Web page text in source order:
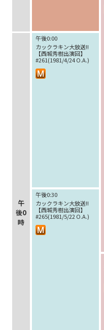
午
後0
時
午後0:00
カックラキン大放送!!
【西城秀樹出演回】
#261(1981/4/24 O.A.)
午後0:30
カックラキン大放送!!
【西城秀樹出演回】
#265(1981/5/22 O.A.)